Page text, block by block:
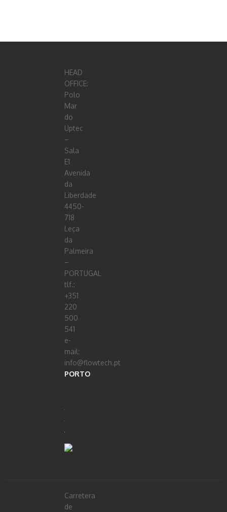
HEAD
OFFICE:
Polo
Mar
do
Uptec
–
Sala
E1
Avenida
da
Liberdade
4450-
718
Leça
da
Palmeira
–
PORTUGAL
tlf.:
+351
220
500
541
e-
mail:
info@flowtech.pt
PORTO
Carretera
de